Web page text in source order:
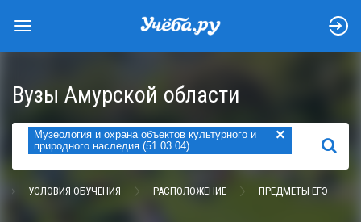
Вузы Амурской области
Музеология и охрана объектов культурного и
природного наследия (51.03.04)
×
НАЙТИ
УСЛОВИЯ ОБУЧЕНИЯ РАСПОЛОЖЕНИЕ ПРЕДМЕТЫ ЕГЭ